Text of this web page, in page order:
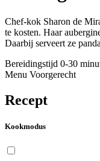
Chef-kok Sharon de
te kosten. Haar
Daarbij serveert ze
Bereidingstijd 0-30
Menu Voorgerecht
Recept
Kookmodus